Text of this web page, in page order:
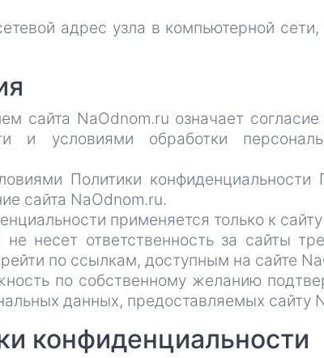
адрес узла в компьютерной
сайта NaOdnom.ru означает
и условиями обработки
Политики конфиденциальности
сайта NaOdnom.ru.
применяется только к
несет ответственность за сайты
по ссылкам, доступным на сайте
по собственному желанию
данных, предоставляемых сайту
конфиденциальности